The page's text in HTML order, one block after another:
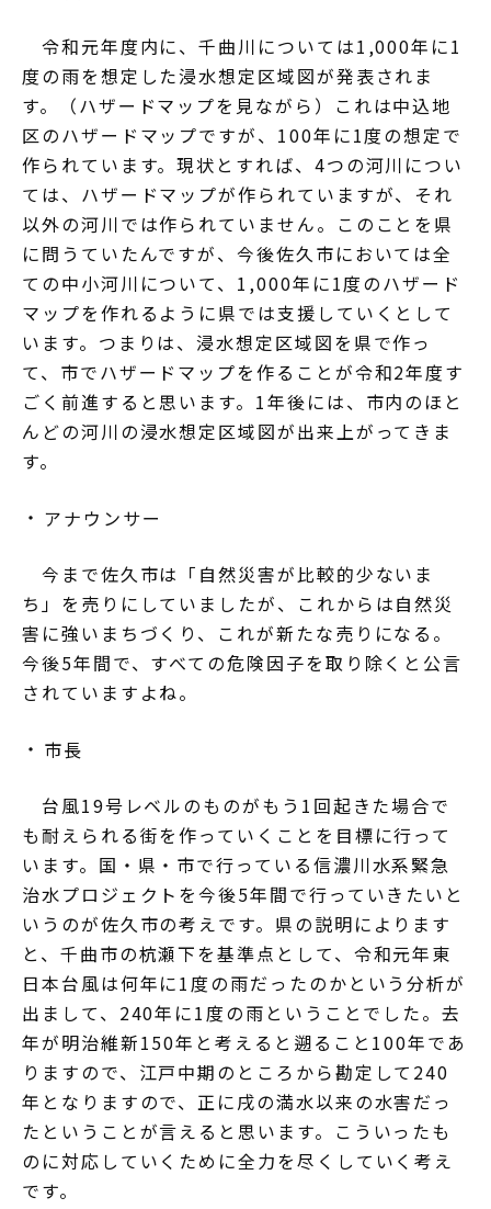
令和元年度内に、千曲川については1,000年に1
度の雨を想定した浸水想定区域図が発表されま
す。（ハザードマップを見ながら）これは中込地
区のハザードマップですが、100年に1度の想定で
作られています。現状とすれば、4つの河川につい
ては、ハザードマップが作られていますが、それ
以外の河川では作られていません。このことを県
に問うていたんですが、今後佐久市においては全
ての中小河川について、1,000年に1度のハザード
マップを作れるように県では支援していくとして
います。つまりは、浸水想定区域図を県で作っ
て、市でハザードマップを作ることが令和2年度す
ごく前進すると思います。1年後には、市内のほと
んどの河川の浸水想定区域図が出来上がってきま
す。
アナウンサー
今まで佐久市は「自然災害が比較的少ないま
ち」を売りにしていましたが、これからは自然災
害に強いまちづくり、これが新たな売りになる。
今後5年間で、すべての危険因子を取り除くと公言
されていますよね。
市長
台風19号レベルのものがもう1回起きた場合で
も耐えられる街を作っていくことを目標に行って
います。国・県・市で行っている信濃川水系緊急
治水プロジェクトを今後5年間で行っていきたいと
いうのが佐久市の考えです。県の説明によります
と、千曲市の杭瀬下を基準点として、令和元年東
日本台風は何年に1度の雨だったのかという分析が
出まして、240年に1度の雨ということでした。去
年が明治維新150年と考えると遡ること100年であ
りますので、江戸中期のところから勘定して240
年となりますので、正に戌の満水以来の水害だっ
たということが言えると思います。こういったも
のに対応していくために全力を尽くしていく考え
です。